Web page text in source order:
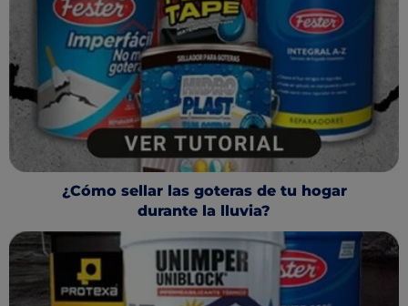
¿Cómo sellar las goteras de tu hogar
durante la lluvia?